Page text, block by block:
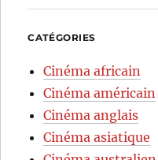
CATÉGORIES
Cinéma africain
Cinéma américain
Cinéma anglais
Cinéma asiatique